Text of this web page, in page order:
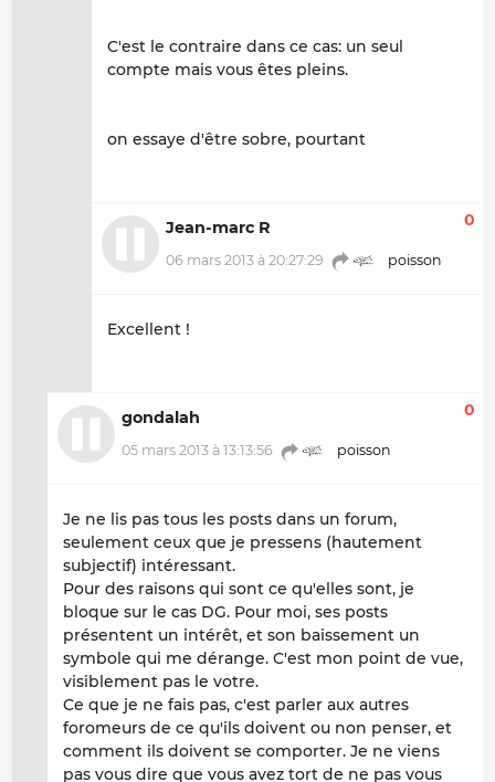
C'est le contraire dans ce cas: un seul
compte mais vous êtes pleins.
on essaye d'être sobre, pourtant
Jean-marc R
06 mars 2013 à 20:27:29 poisson
0
Excellent !
gondalah
05 mars 2013 à 13:13:56 poisson
0
Je ne lis pas tous les posts dans un forum,
seulement ceux que je pressens (hautement
subjectif) intéressant.
Pour des raisons qui sont ce qu'elles sont, je
bloque sur le cas DG. Pour moi, ses posts
présentent un intérêt, et son baissement un
symbole qui me dérange. C'est mon point de vue,
visiblement pas le votre.
Ce que je ne fais pas, c'est parler aux autres
foromeurs de ce qu'ils doivent ou non penser, et
comment ils doivent se comporter. Je ne viens
pas vous dire que vous avez tort de ne pas vous